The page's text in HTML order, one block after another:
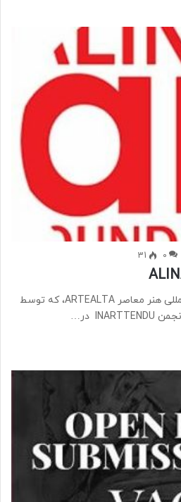
0
31
اولین نسخه از مسابقه بین المللی هنر معاصر ARTEALTA، که توسط